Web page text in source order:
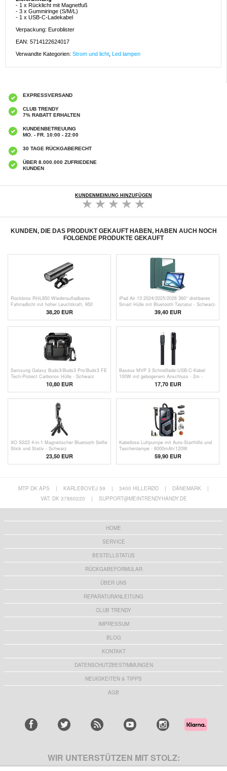
- 1 x Rücklicht mit Magnetfuß
- 3 x Gummiringe (S/M/L)
- 1 x USB-C-Ladekabel
Verpackung: Euroblister
EAN: 5714122624017
Verwandte Kategorien: Strom und licht Led lampen
EXPRESSVERSAND
CLUB TRENDY
7% RABATT ERHALTEN
KUNDENBETREUUNG
MO. - FR. 10:00 - 22:00
30 TAGE RÜCKGABERECHT
ÜBER 8.000.000 ZUFRIEDENE
KUNDEN
KUNDENMEINUNG HINZUFÜGEN
KUNDEN, DIE DAS PRODUKT GEKAUFT HABEN, HABEN AUCH NOCH
FOLGENDE PRODUKTE GEKAUFT
Rockbros RHL950 Wiederaufladbares
Fahrradlicht mit hoher Leuchtkraft, 950
Lumen - Schwarz38,20 EUR
iPad Air 13 2024/2025/2026 360° drehbares
Smart Hülle mit Bluetooth Tastatur - Schwarz-
39,40 EUR
Samsung Galaxy Buds3/Buds3 Pro/Buds3 FE
Tech-Protect Carbonox Hülle - Schwarz
10,80 EUR
Baseus MVP 3 Schnelllade-USB-C-Kabel
100W mit gebogenem Anschluss - 2m -
17,70 EUR
XO SS22 4-in-1 Magnetischer Bluetooth Selfie
Stick und Stativ - Schwarz
23,50 EUR
Kabellose Luftpumpe mit Auto-Starthilfe und
Taschenlampe - 6000mAh/120W
59,90 EUR
MTP DK APS | KARLEBOVEJ 59 | 3400 HILLERØD | DÄNEMARK
|
VAT: DK 37860220
| SUPPORT@MEINTRENDYHANDY.DE
HOME
SERVICE
BESTELLSTATUS
RÜCKGABEFORMULAR
ÜBER UNS
REPARATURANLEITUNG
CLUB TRENDY
IMPRESSUM
BLOG
KONTAKT
DATENSCHUTZBESTIMMUNGEN
NEUIGKEITEN & TIPPS
AGB
WIR UNTERSTÜTZEN MIT STOLZ: